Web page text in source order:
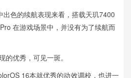
色的续航表现来看，搭载天玑7400
在游戏场景中，并没有为了续航而
的优秀，可见一斑。
16本就优秀的动效调校，也进一